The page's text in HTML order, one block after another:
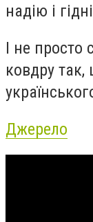
надію і
І не
ковдру так,
Джерело